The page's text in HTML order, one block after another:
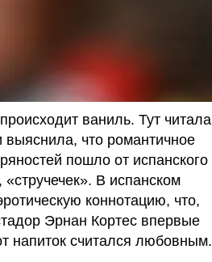
ваниль. Тут читала
выяснила, что романтичное
пошло от испанского
«стручечек». В испанском
коннотацию, что,
Эрнан Кортес впервые
напиток считался любовным.